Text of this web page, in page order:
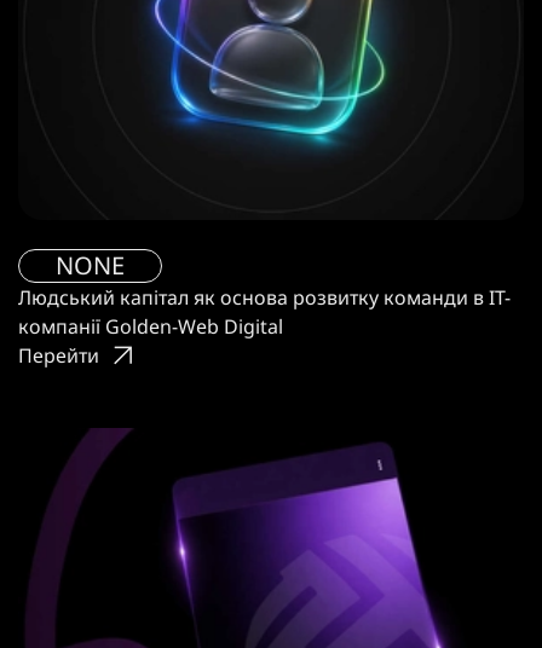
NONE
Людський капітал як основа розвитку команди в IT-
компанії Golden-Web Digital
Перейти